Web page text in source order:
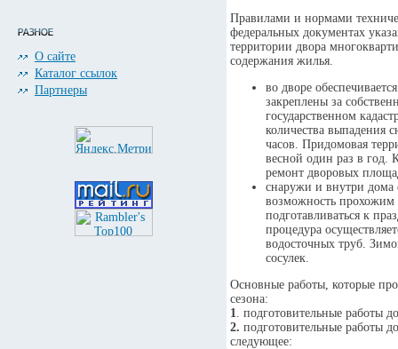
О сайте
Каталог ссылок
Партнеры
Правилами и нормами
федеральных документах
территории двора
содержания жилья.
во дворе
закреплены за
государственном
количества выпадения
часов. Придомовая
весной один раз в год.
ремонт дворовых
снаружи и внутри дома
возможность прохожим
подготавливаться к
процедура
водосточных труб.
сосулек.
Основные работы, которые
сезона:
1. подготовительные работы
2. подготовительные работы
следующее: